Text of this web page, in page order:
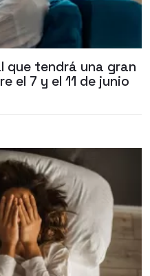
que tendrá una gran
el 7 y el 11 de junio